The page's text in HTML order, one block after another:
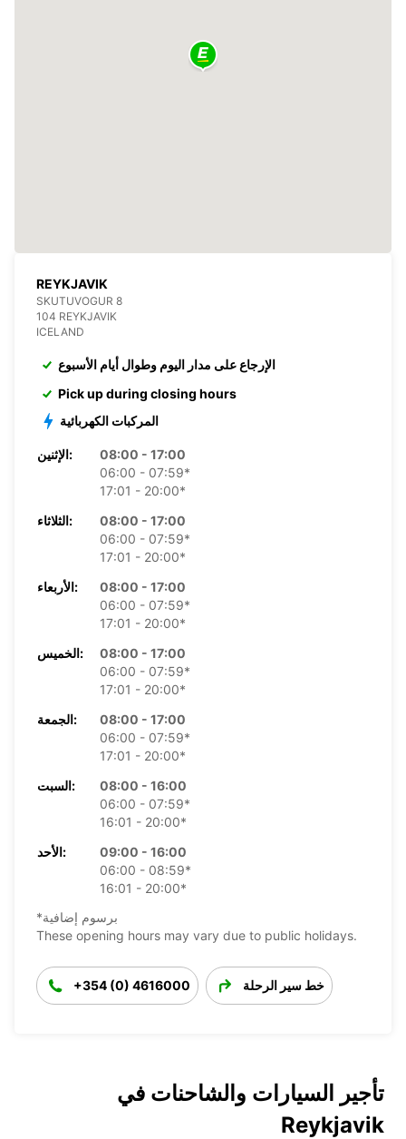
REYKJAVIK
SKUTUVOGUR 8
104 REYKJAVIK
ICELAND
الإرجاع على مدار اليوم وطوال أيام الأسبوع
Pick up during closing hours
المركبات الكهربائية
الإثنين:
08:00 - 17:00
06:00 - 07:59*
17:01 - 20:00*
الثلاثاء:
08:00 - 17:00
06:00 - 07:59*
17:01 - 20:00*
الأربعاء:
08:00 - 17:00
06:00 - 07:59*
17:01 - 20:00*
الخميس:
08:00 - 17:00
06:00 - 07:59*
17:01 - 20:00*
الجمعة:
08:00 - 17:00
06:00 - 07:59*
17:01 - 20:00*
السبت:
08:00 - 16:00
06:00 - 07:59*
16:01 - 20:00*
الأحد:
09:00 - 16:00
06:00 - 08:59*
16:01 - 20:00*
*برسوم إضافية
These opening hours may vary due to public holidays.
+354 (0) 4616000 خط سير الرحلة
تأجير السيارات والشاحنات في
Reykjavik